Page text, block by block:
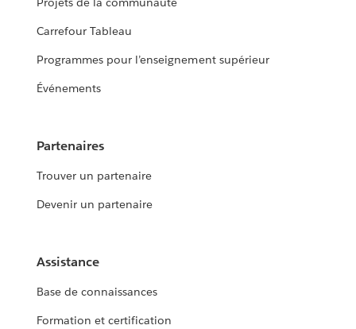
Carrefour Tableau
Programmes pour l’enseignement supérieur
Événements
Partenaires
Trouver un partenaire
Devenir un partenaire
Assistance
Base de connaissances
Formation et certification